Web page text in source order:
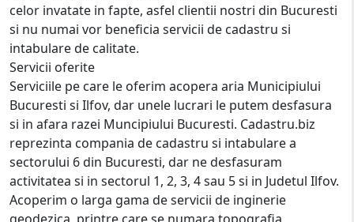
celor invatate in fapte, asfel clientii nostri din Bucuresti
si nu numai vor beneficia servicii de cadastru si
intabulare de calitate.
Servicii oferite
Serviciile pe care le oferim acopera aria Municipiului
Bucuresti si Ilfov, dar unele lucrari le putem desfasura
si in afara razei Muncipiului Bucuresti. Cadastru.biz
reprezinta compania de cadastru si intabulare a
sectorului 6 din Bucuresti, dar ne desfasuram
activitatea si in sectorul 1, 2, 3, 4 sau 5 si in Judetul Ilfov.
Acoperim o larga gama de servicii de inginerie